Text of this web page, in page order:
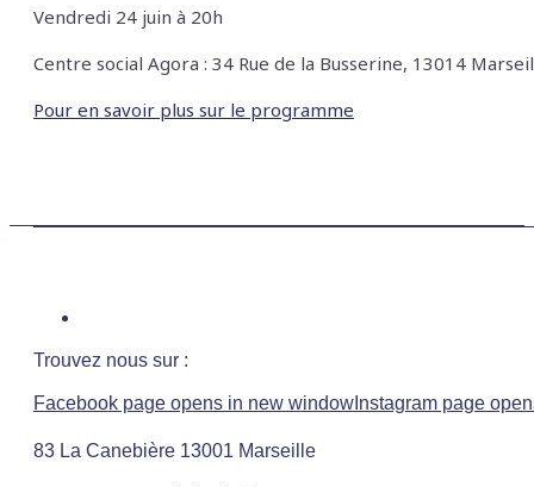
Vendredi 24 juin à 20h
Centre social Agora : 34 Rue de la Busserine, 13014
Pour en savoir plus sur le programme
Trouvez nous sur :
Facebook page opens in new window Instagram page
83 La Canebière 13001 Marseille